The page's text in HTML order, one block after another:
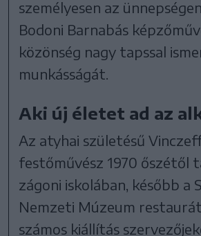
személyesen az
Bodoni Barnabás
közönség nagy tapssal
munkásságát.
Aki új életet ad az
Az atyhai születésű
festőművész 1970 őszétől
zágoni iskolában, később a
Nemzeti Múzeum
számos kiállítás